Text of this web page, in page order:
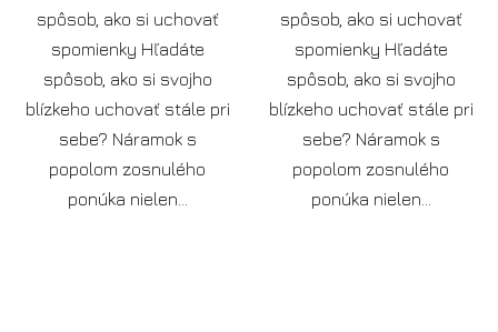
spôsob, ako si uchovať
spomienky Hľadáte
spôsob, ako si svojho
blízkeho uchovať stále pri
sebe? Náramok s
popolom zosnulého
ponúka nielen...
spôsob, ako si uchovať
spomienky Hľadáte
spôsob, ako si svojho
blízkeho uchovať stále pri
sebe? Náramok s
popolom zosnulého
ponúka nielen...